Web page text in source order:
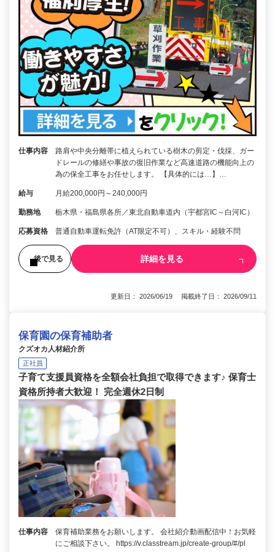
仕事内容
路肩や中央分離帯に植えられている樹木の剪定・伐採、ガー
ドレールの修繕や事故の復旧作業など高速道路の機能向上の
為の保全工事をお任せします。 【具体的には…】…
給与 月給200,000円～240,000円
勤務地 栃木県・福島県各所／東北自動車道内（宇都宮IC～白河IC）
応募資格 普通自動車運転免許（AT限定不可）、スキル・経験不問
後で見る 詳細を見る
更新日： 2026/06/19 掲載終了日： 2026/09/11
保育園の保育補助者
クズオカ人材紹介所
正社員
子育て支援員資格を全額会社負担で取得できます♪ 保育士
資格所持者大歓迎！ 完全週休2日制
仕事内容
保育補助業務をお願いします。 会社紹介動画配信中！お気軽
にご相談下さい。 https://v.classtream.jp/create-group/#/pl